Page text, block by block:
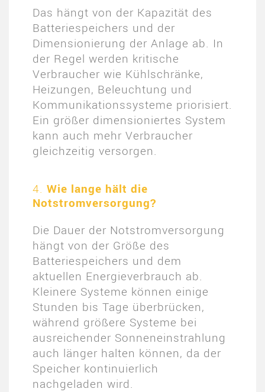
Das hängt von der Kapazität des
Batteriespeichers und der
Dimensionierung der Anlage ab. In
der Regel werden kritische
Verbraucher wie Kühlschränke,
Heizungen, Beleuchtung und
Kommunikationssysteme priorisiert.
Ein größer dimensioniertes System
kann auch mehr Verbraucher
gleichzeitig versorgen​.
4. Wie lange hält die
Notstromversorgung?
Die Dauer der Notstromversorgung
hängt von der Größe des
Batteriespeichers und dem
aktuellen Energieverbrauch ab.
Kleinere Systeme können einige
Stunden bis Tage überbrücken,
während größere Systeme bei
ausreichender Sonneneinstrahlung
auch länger halten können, da der
Speicher kontinuierlich
nachgeladen wird​.